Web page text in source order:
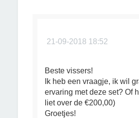
21-09-2018 18:52
Beste vissers!
Ik heb een vraagje, ik wil
ervaring met deze set? Of
liet over de €200,00)
Groetjes!